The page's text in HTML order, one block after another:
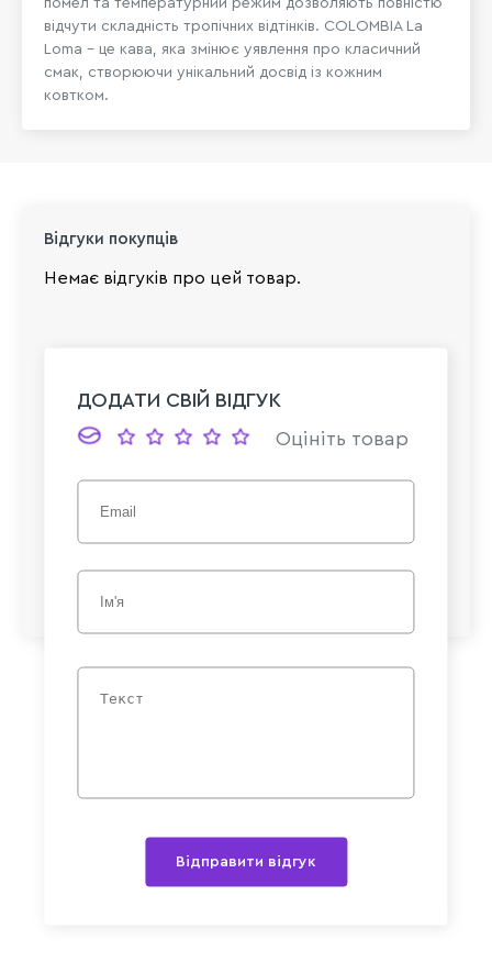
помел та температурний режим дозволяють повністю
відчути складність тропічних відтінків. COLOMBIA La
Loma – це кава, яка змінює уявлення про класичний
смак, створюючи унікальний досвід із кожним
ковтком.
Відгуки покупців
Немає відгуків про цей товар.
ДОДАТИ СВІЙ ВІДГУК
Оцініть товар
Відправити відгук